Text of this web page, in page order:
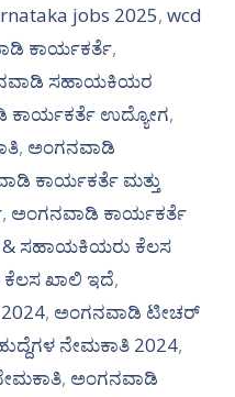
jobs 2025, wcd
ಕಾರ್ಯಕರ್ತೆ,
ಸಹಾಯಕಿಯರ
ಕಾರ್ಯಕರ್ತೆ ಉದ್ಯೋಗ,
, ಅಂಗನವಾಡಿ
ಕಾರ್ಯಕರ್ತೆ ಮತ್ತು
, ಅಂಗನವಾಡಿ ಕಾರ್ಯಕರ್ತೆ
ಸಹಾಯಕಿಯರು ಕೆಲಸ
ಖಾಲಿ ಇದೆ,
, ಅಂಗನವಾಡಿ ಟೀಚರ್
ನೇಮಕಾತಿ 2024,
, ಅಂಗನವಾಡಿ